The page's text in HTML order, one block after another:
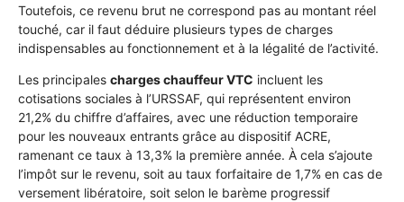
Toutefois, ce revenu brut ne correspond pas au montant réel
touché, car il faut déduire plusieurs types de charges
indispensables au fonctionnement et à la légalité de l’activité.
Les principales charges chauffeur VTC incluent les
cotisations sociales à l’URSSAF, qui représentent environ
21,2% du chiffre d’affaires, avec une réduction temporaire
pour les nouveaux entrants grâce au dispositif ACRE,
ramenant ce taux à 13,3% la première année. À cela s’ajoute
l’impôt sur le revenu, soit au taux forfaitaire de 1,7% en cas de
versement libératoire, soit selon le barème progressif